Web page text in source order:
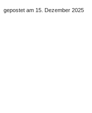
gepostet am 15. Dezember 2025